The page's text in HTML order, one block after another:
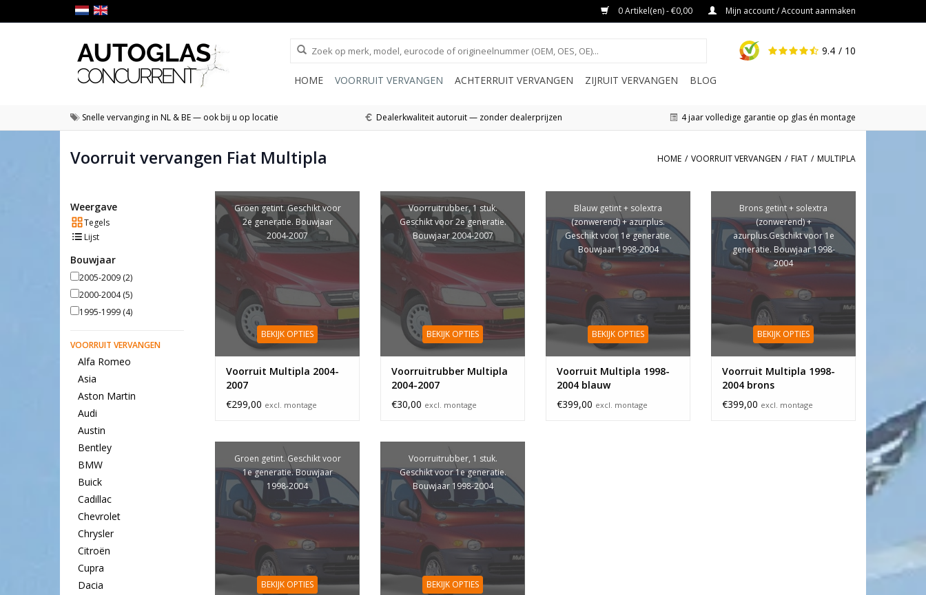
0 Artikel(en) - €0,00 Mijn account / Account aanmaken
9.4 / 10
HOME VOORRUIT VERVANGEN ACHTERRUIT VERVANGEN ZIJRUIT VERVANGEN BLOG
Snelle vervanging in NL & BE — ook bij u op locatie Dealerkwaliteit autoruit — zonder dealerprijzen 4 jaar volledige garantie op glas én montage
Voorruit vervangen Fiat Multipla HOME / VOORRUIT VERVANGEN / FIAT / MULTIPLA
Weergave
Tegels
Lijst
Bouwjaar
2005-2009 (2)
2000-2004(5)
1995-1999 (4)
VOORRUIT VERVANGEN
Alfa Romeo
Asia
Aston Martin
Audi
Austin
Bentley
BMW
Buick
Cadillac
Chevrolet
Chrysler
Citroën
Cupra
Dacia
Groen getint. Geschikt voor
2e generatie. Bouwjaar
2004-2007
BEKIJK OPTIES
Voorruit Multipla 2004-
2007
€299,00 excl. montage
Voorruitrubber, 1 stuk.
Geschikt voor 2e generatie.
Bouwjaar 2004-2007
BEKIJK OPTIES
Voorruitrubber Multipla
2004-2007
€30,00 excl. montage
Blauw getint + solextra
(zonwerend) + azurplus.
Geschikt voor 1e generatie.
Bouwjaar 1998-2004
BEKIJK OPTIES
Voorruit Multipla 1998-
2004 blauw
€399,00 excl. montage
Brons getint + solextra
(zonwerend) +
azurplus.Geschikt voor 1e
generatie. Bouwjaar 1998-
2004
BEKIJK OPTIES
Voorruit Multipla 1998-
2004 brons
€399,00 excl. montage
Groen getint. Geschikt voor
1e generatie. Bouwjaar
1998-2004
BEKIJK OPTIES
Voorruitrubber, 1 stuk.
Geschikt voor 1e generatie.
Bouwjaar 1998-2004
BEKIJK OPTIES